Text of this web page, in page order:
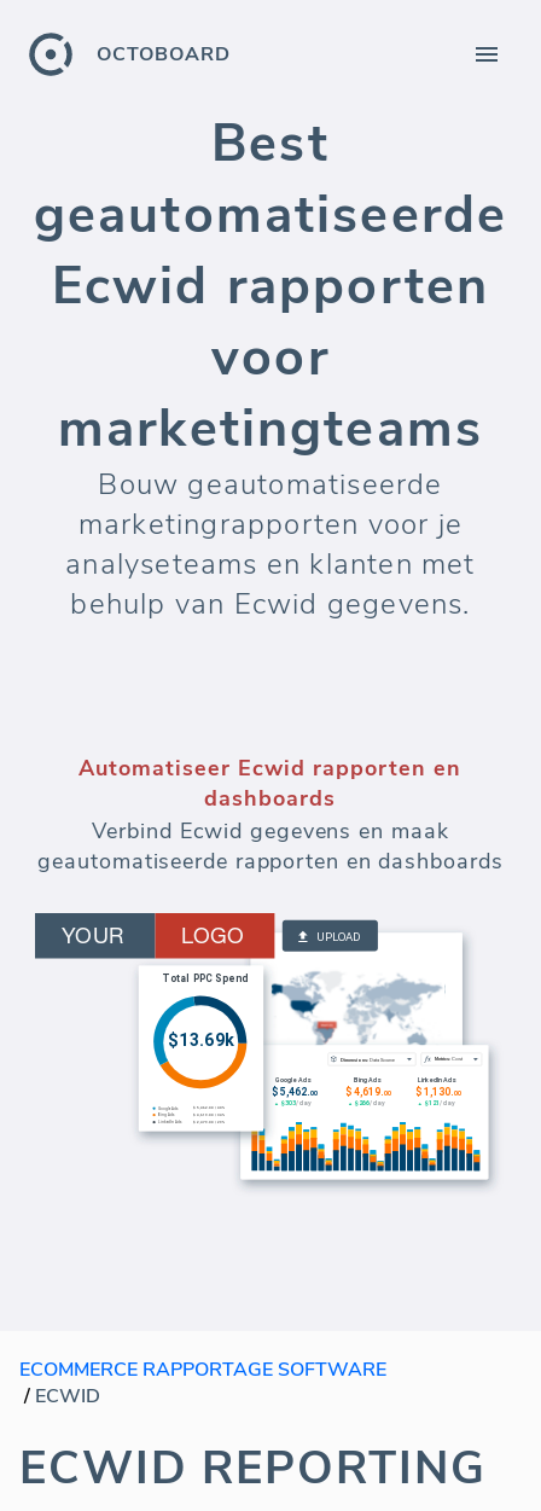
OCTOBOARD
Best
geautomatiseerde
Ecwid rapporten
voor
marketingteams
Bouw geautomatiseerde
marketingrapporten voor je
analyseteams en klanten met
behulp van Ecwid gegevens.
Automatiseer marketingrapporten en
dashboards
Bewaak budgetten en meet de effectiviteit
van elke uitgegeven dollar aan betaalde
advertenties.
ECOMMERCE RAPPORTAGE SOFTWARE
/ ECWID
ECWID REPORTING